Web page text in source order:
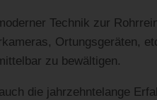
Technik zur
Ortungsgeräten,
zu bewältigen.
die jahrzehntelange